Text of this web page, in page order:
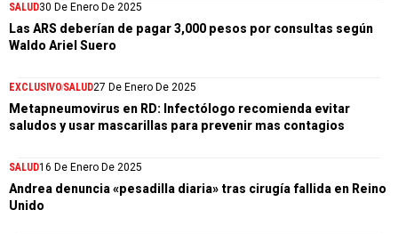
SALUD30 De Enero De 2025
Las ARS deberían de pagar 3,000 pesos por consultas según
Waldo Ariel Suero
EXCLUSIVOSALUD27 De Enero De 2025
Metapneumovirus en RD: Infectólogo recomienda evitar
saludos y usar mascarillas para prevenir mas contagios
SALUD16 De Enero De 2025
Andrea denuncia «pesadilla diaria» tras cirugía fallida en Reino
Unido